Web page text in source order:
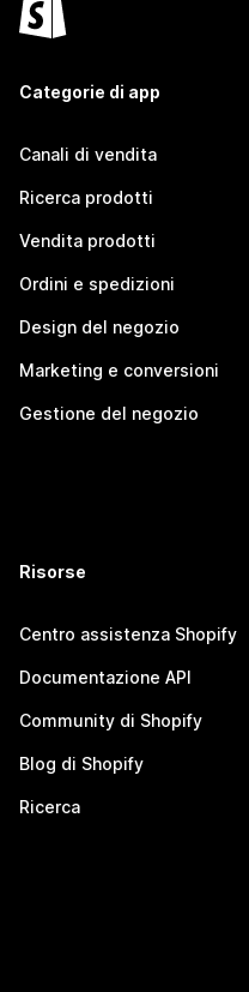
Categorie di app
Canali di vendita
Ricerca prodotti
Vendita prodotti
Ordini e spedizioni
Design del negozio
Marketing e conversioni
Gestione del negozio
Risorse
Centro assistenza Shopify
Documentazione API
Community di Shopify
Blog di Shopify
Ricerca